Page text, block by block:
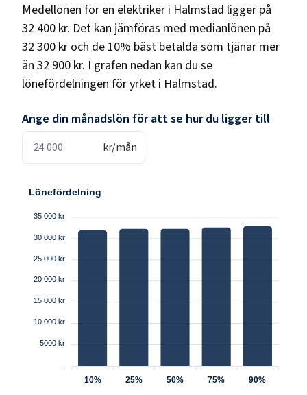
Medellönen för en elektriker i Halmstad ligger på
32 400 kr. Det kan jämföras med medianlönen på
32 300 kr och de 10% bäst betalda som tjänar mer
än 32 900 kr. I grafen nedan kan du se
lönefördelningen för yrket i Halmstad.
Ange din månadslön för att se hur du ligger till
kr/mån
Lönefördelning
35 000 kr
30 000 kr
25 000 kr
20 000 kr
15 000 kr
10 000 kr
5000 kr
10% 25% 50% 75% 90%